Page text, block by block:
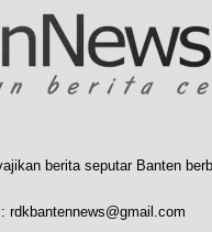
berita seputar Banten
rdkbantennews@gmail.com